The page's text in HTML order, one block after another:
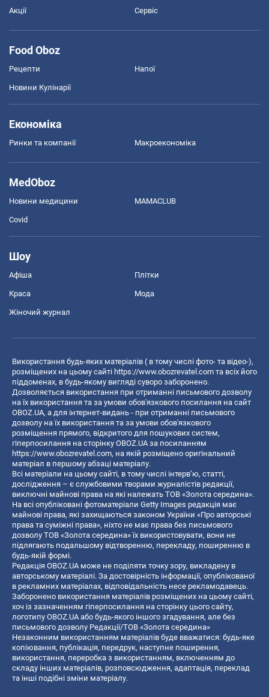
Акції Сервіс
Food Oboz
Рецепти Напої
Новини Кулінарії
Економіка
Ринки та компанії Макроекономіка
MedOboz
Новини медицини MAMACLUB
Covid
Шоу
Афіша Плітки
Краса Мода
Жіночий журнал
Використання будь-яких матеріалів ( в тому числі фото- та відео-),
розміщених на цьому сайті https://www.obozrevatel.com та всіх його
піддоменах, в будь-якому вигляді суворо заборонено.
Дозволяється використання при отриманні письмового дозволу
на їх використання та за умови обов'язкового посилання на сайт
OBOZ.UA, а для інтернет-видань - при отриманні письмового
дозволу на їх використання та за умови обов'язкового
розміщення прямого, відкритого для пошукових систем,
гіперпосилання на сторінку OBOZ.UA за посиланням
https://www.obozrevatel.com, на якій розміщено оригінальний
матеріал в першому абзаці матеріалу.
Всі матеріали на цьому сайті, в тому числі інтерв’ю, статті,
дослідження – є службовими творами журналістів редакції,
виключні майнові права на які належать ТОВ «Золота середина».
На всі опубліковані фотоматеріали Getty Images редакція має
майнові права, які захищаються законом України «Про авторські
права та суміжні права», ніхто не має права без письмового
дозволу ТОВ «Золота середина» їх використовувати, вони не
підлягають подальшому відтворенню, перекладу, поширенню в
будь-якій формі.
Редакція OBOZ.UA може не поділяти точку зору, викладену в
авторському матеріалі. За достовірність інформації, опублікованої
в рекламних матеріалах, відповідальність несе рекламодавець.
Заборонено використання матеріалів розміщених на цьому сайті,
хоч із зазначенням гіперпосилання на сторінку цього сайту,
логотипу OBOZ.UA або будь-якого іншого згадування, але без
письмового дозволу Редакції/ТОВ «Золота середина»
Незаконним використанням матеріалів буде вважатися: будь-яке
копiювання, публiкацiя, передрук, наступне поширення,
використання, переробка з використанням, включенням до
складу інших матеріалів, розповсюдження, адаптація, переклад
та інші подібні зміни матеріалу.